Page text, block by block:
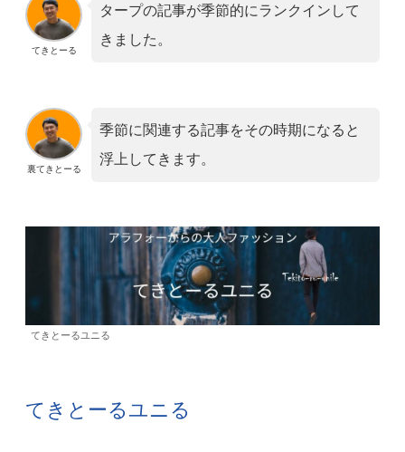
てきとーる
タープの記事が季節的にランクインして
きました。
裏てきとーる
季節に関連する記事をその時期になると
浮上してきます。
てきとーるユニる
てきとーるユニる